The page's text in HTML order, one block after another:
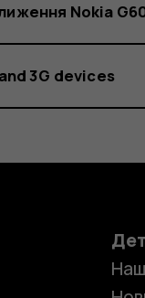
Nokia
3G devices